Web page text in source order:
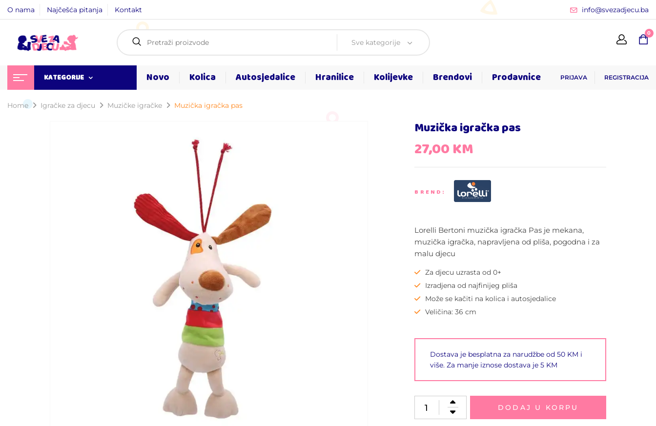
O nama Najčešća pitanja Kontakt info@svezadjecu.ba
Sve kategorije
0
KATEGORIJE Novo Kolica Autosjedalice Hranilice Kolijevke Brendovi Prodavnice PRIJAVA REGISTRACIJA
Home Igračke za djecu Muzičke igračke Muzička igračka pas
Muzička igračka pas
27,00KM
BREND:
Lorelli Bertoni muzička igračka Pas je mekana,
muzička igračka, napravljena od pliša, pogodna i za
malu djecu
Za djecu uzrasta od 0+
Izradjena od najfinijeg pliša
Može se kačiti na kolica i autosjedalice
Veličina: 36 cm
Dostava je besplatna za narudžbe od 50 KM i
više. Za manje iznose dostava je 5 KM
DODAJ U KORPU